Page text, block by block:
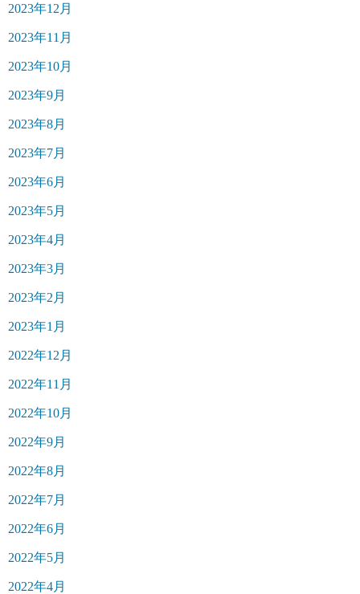
2023年12月
2023年11月
2023年10月
2023年9月
2023年8月
2023年7月
2023年6月
2023年5月
2023年4月
2023年3月
2023年2月
2023年1月
2022年12月
2022年11月
2022年10月
2022年9月
2022年8月
2022年7月
2022年6月
2022年5月
2022年4月